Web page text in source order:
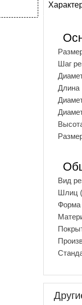
Шаг
Длина
Вид
Шлиц
Форма